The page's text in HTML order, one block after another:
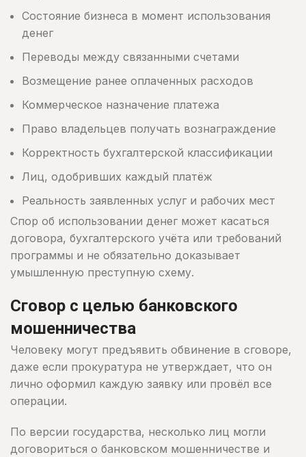
Состояние бизнеса в момент использования
денег
Переводы между связанными счетами
Возмещение ранее оплаченных расходов
Коммерческое назначение платежа
Право владельцев получать вознаграждение
Корректность бухгалтерской классификации
Лиц, одобривших каждый платёж
Реальность заявленных услуг и рабочих мест
Спор об использовании денег может касаться
договора, бухгалтерского учёта или требований
программы и не обязательно доказывает
умышленную преступную схему.
Сговор с целью банковского
мошенничества
Человеку могут предъявить обвинение в сговоре,
даже если прокуратура не утверждает, что он
лично оформил каждую заявку или провёл все
операции.
По версии государства, несколько лиц могли
договориться о банковском мошенничестве и